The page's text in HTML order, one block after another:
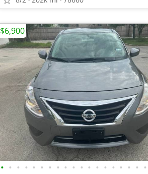
• • • • • • • • • • • • • • • • • • •
$6,900